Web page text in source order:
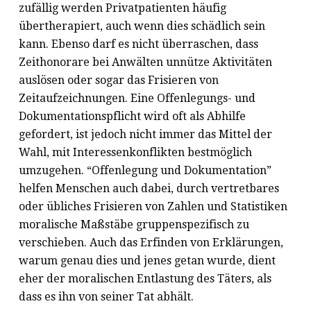
zufällig werden Privatpatienten häufig
übertherapiert, auch wenn dies schädlich sein
kann. Ebenso darf es nicht überraschen, dass
Zeithonorare bei Anwälten unnütze Aktivitäten
auslösen oder sogar das Frisieren von
Zeitaufzeichnungen. Eine Offenlegungs- und
Dokumentationspflicht wird oft als Abhilfe
gefordert, ist jedoch nicht immer das Mittel der
Wahl, mit Interessenkonflikten bestmöglich
umzugehen. “Offenlegung und Dokumentation”
helfen Menschen auch dabei, durch vertretbares
oder übliches Frisieren von Zahlen und Statistiken
moralische Maßstäbe gruppenspezifisch zu
verschieben. Auch das Erfinden von Erklärungen,
warum genau dies und jenes getan wurde, dient
eher der moralischen Entlastung des Täters, als
dass es ihn von seiner Tat abhält.